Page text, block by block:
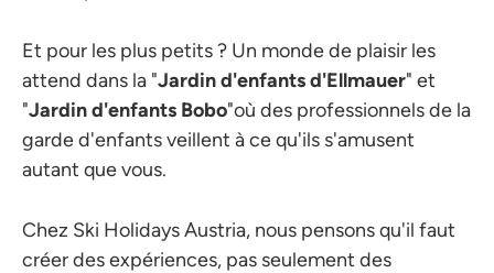
Et pour les plus petits ? Un monde de plaisir les
attend dans la "Jardin d'enfants d'Ellmauer" et
"Jardin d'enfants Bobo"où des professionnels de la
garde d'enfants veillent à ce qu'ils s'amusent
autant que vous.
Chez Ski Holidays Austria, nous pensons qu'il faut
créer des expériences, pas seulement des